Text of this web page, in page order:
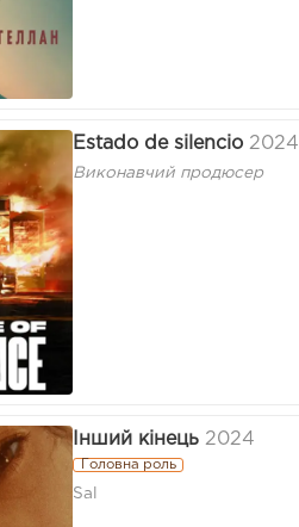
Estado de silencio 2024
Виконавчий продюсер
Інший кінець 2024
Головна роль
Sal